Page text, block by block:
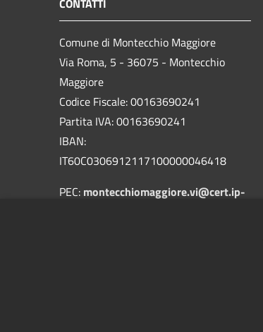
Comune di Montecchio Maggiore
Via Roma, 5 - 36075 - Montecchio
Maggiore
Codice Fiscale: 00163690241
Partita IVA: 00163690241
IBAN:
IT60C0306912117100000046418
PEC: montecchiomaggiore.vi@cert.ip-